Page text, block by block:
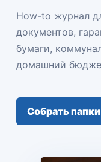
How-to журнал
документов,
бумаги,
домашний
Собрать папки